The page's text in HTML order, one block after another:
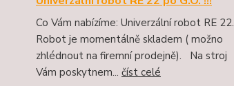
Co Vám nabízíme: Univerzální robot RE 22.
Robot je momentálně skladem ( možno
zhlédnout na firemní prodejně). Na stroj
Vám poskytnem... číst celé